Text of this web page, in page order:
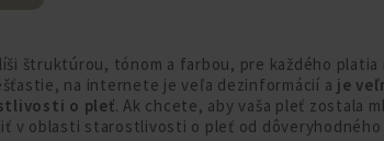
štruktúrou, tónom a farbou, pre každého platia
na internete je veľa dezinformácií a je
o pleť. Ak chcete, aby vaša pleť zostala
v oblasti starostlivosti o pleť od dôveryhodného